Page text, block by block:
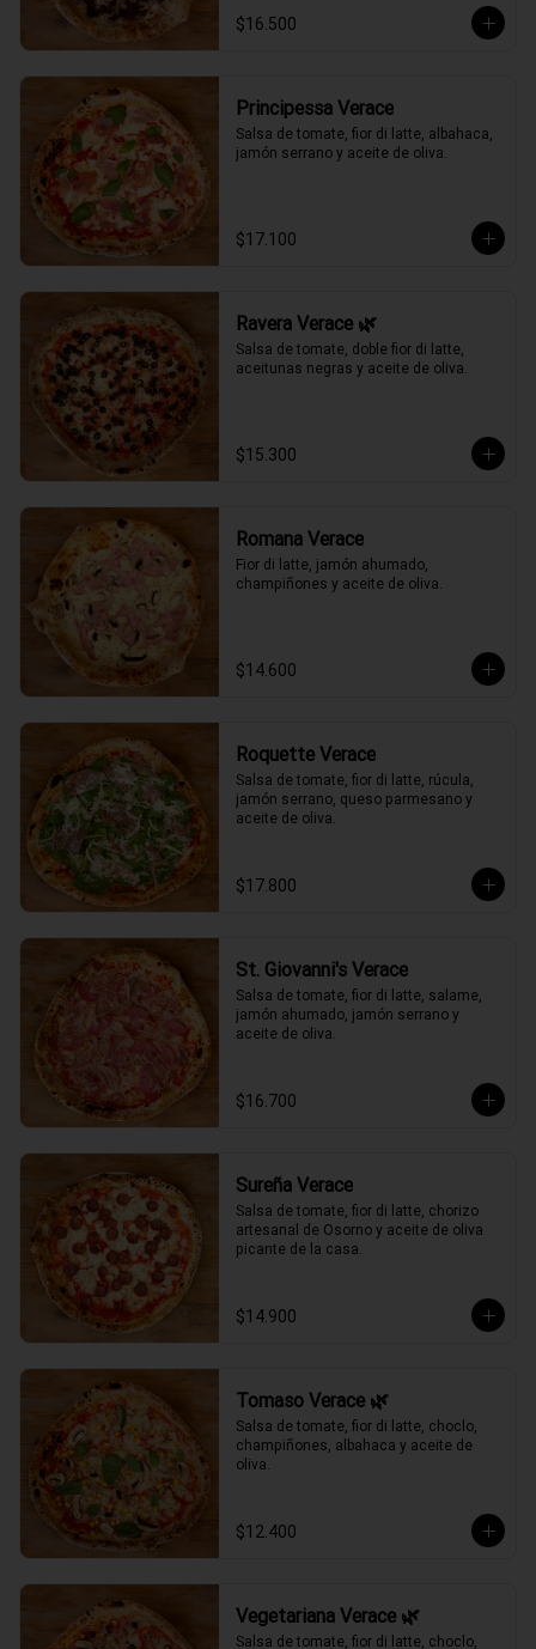
$16.500
Principessa Verace
Salsa de tomate, fior di latte, albahaca,
jamón serrano y aceite de oliva.
$17.100
Ravera Verace 🌿
Salsa de tomate, doble fior di latte,
aceitunas negras y aceite de oliva.
$15.300
Romana Verace
Fior di latte, jamón ahumado,
champiñones y aceite de oliva.
$14.600
Roquette Verace
Salsa de tomate, fior di latte, rúcula,
jamón serrano, queso parmesano y
aceite de oliva.
$17.800
St. Giovanni's Verace
Salsa de tomate, fior di latte, salame,
jamón ahumado, jamón serrano y
aceite de oliva.
$16.700
Sureña Verace
Salsa de tomate, fior di latte, chorizo
artesanal de Osorno y aceite de oliva
picante de la casa.
$14.900
Tomaso Verace 🌿
Salsa de tomate, fior di latte, choclo,
champiñones, albahaca y aceite de
oliva.
$12.400
Vegetariana Verace 🌿
Salsa de tomate, fior di latte, choclo,